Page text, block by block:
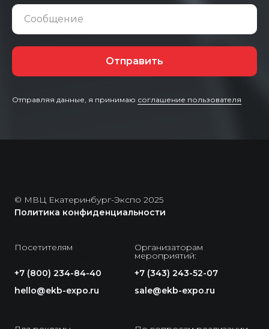
Сообщение
Отправить
Отправляя данные, я принимаю соглашение пользователя
© МВЦ Екатеринбург-Экспо 2025
Политика конфиденциальности
Посетителям
+7 (800) 234-84-40
hello@ekb-expo.ru
Организаторам
мероприятий:
+7 (343) 243-52-07
sale@ekb-expo.ru